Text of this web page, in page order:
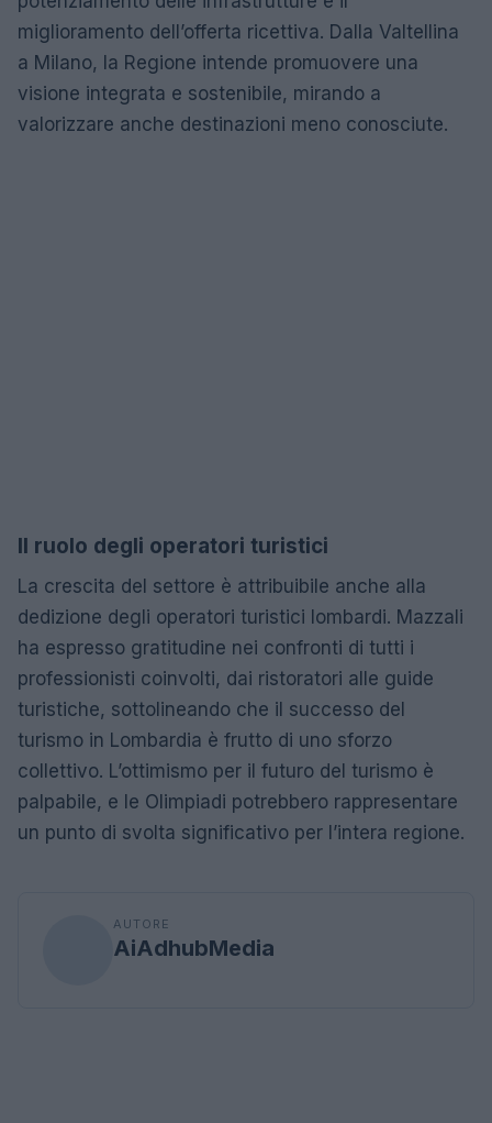
miglioramento dell’offerta ricettiva. Dalla Valtellina
a Milano, la Regione intende promuovere una
visione integrata e sostenibile, mirando a
valorizzare anche destinazioni meno conosciute.
Il ruolo degli operatori turistici
La crescita del settore è attribuibile anche alla
dedizione degli operatori turistici lombardi. Mazzali
ha espresso gratitudine nei confronti di tutti i
professionisti coinvolti, dai ristoratori alle guide
turistiche, sottolineando che il successo del
turismo in Lombardia è frutto di uno sforzo
collettivo. L’ottimismo per il futuro del turismo è
palpabile, e le Olimpiadi potrebbero rappresentare
un punto di svolta significativo per l’intera regione.
AUTORE
AiAdhubMedia